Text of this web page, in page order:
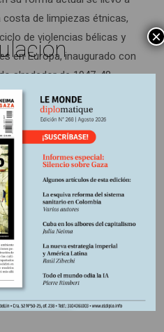
costa de limpiezas étnicas,
de violencias bélicas y
en Europa, inaugurado con
alrededor de 1947-48.
edición
×